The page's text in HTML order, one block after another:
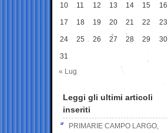
10 11 12 13 14 15 16
17 18 19 20 21 22 23
24 25 26 27 28 29 30
31
« Lug
Leggi gli ultimi articoli
inseriti
PRIMARIE CAMPO LARGO,